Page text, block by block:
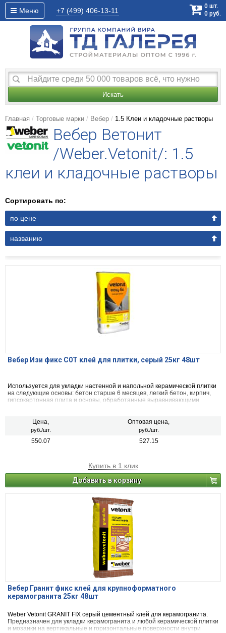
Меню +7 (499) 406-13-11
0 шт.
0 руб.
Искать
Главная Торговые марки Вебер 1.5 Клеи и кладочные растворы
Вебер Ветонит
/Weber.Vetonit/: 1.5
клеи и кладочные растворы
Сортировать по:
по цене
названию
Вебер Изи фикс C0Т клей для плитки, серый 25кг 48шт
Используется для укладки настенной и напольной керамической плитки
на следующие основы: бетон старше 6 месяцев, легкий бетон, кирпич,
гипсокартонная плита и основы, обработанные выравнивающими
Цена,
руб./шт.
Оптовая цена,
руб./шт.
550.07 527.15
Купить в 1 клик
Добавить в корзину
Вебер Гранит фикс клей для крупноформатного
керамогранита 25кг 48шт
Weber Vetonit GRANIT FIX серый цементный клей для керамогранита.
Предназначен для укладки керамогранита и любой керамической плитки
и мозаики на вертикальные и горизонтальные поверхности внутри